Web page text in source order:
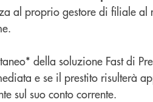
al proprio gestore di filiale al
della soluzione Fast di
e se il prestito risulterà
sul suo conto corrente.